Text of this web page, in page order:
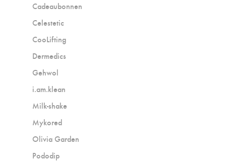
Cadeaubonnen
Celestetic
CooLifting
Dermedics
Gehwol
i.am.klean
Milk-shake
Mykored
Olivia Garden
Pododip